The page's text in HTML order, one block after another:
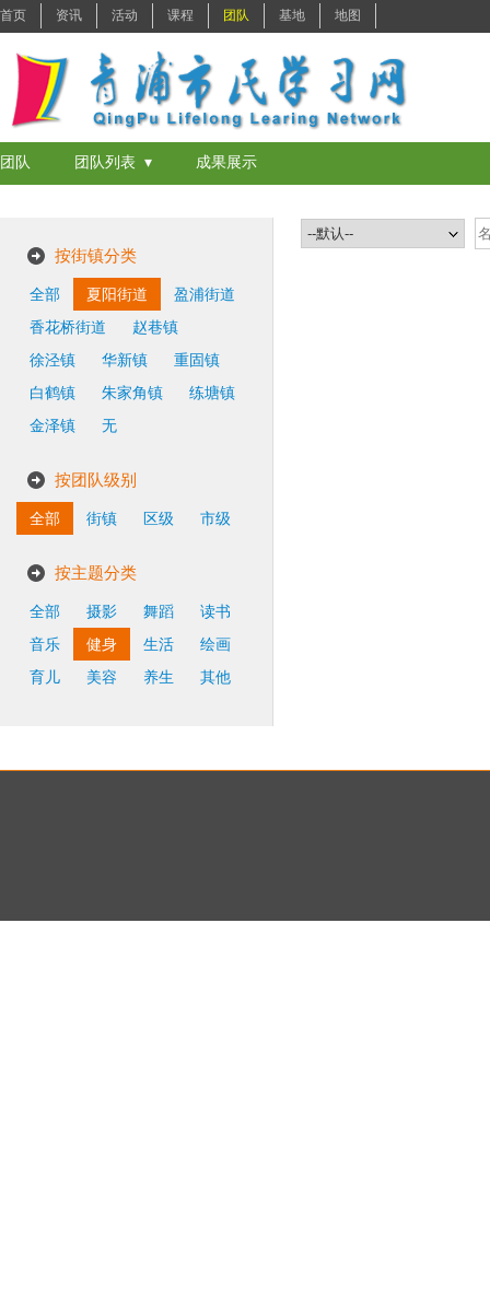
首页 资讯 活动 课程 团队 基地 地图
团队 团队列表 ▾ 成果展示
按街镇分类
全部 夏阳街道
盈浦街道
香花桥街道
赵巷镇
徐泾镇
华新镇
重固镇
白鹤镇
朱家角镇
练塘镇
金泽镇
无
按团队级别
全部 街镇 区级 市级
按主题分类
全部 摄影 舞蹈
读书
音乐
健身 生活
绘画
育儿
美容 养生 其他